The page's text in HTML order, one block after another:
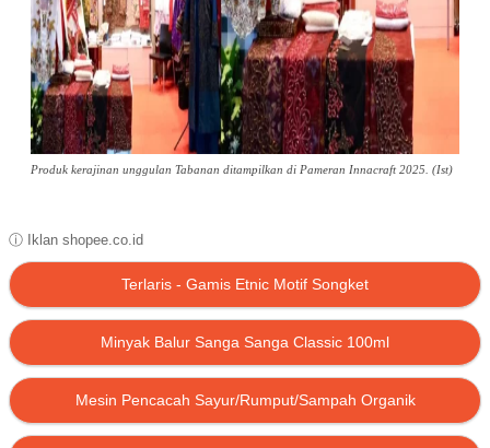
Produk kerajinan unggulan Tabanan ditampilkan di Pameran Innacraft 2025. (Ist)
ⓘ Iklan shopee.co.id
Terlaris - Gamis Etnic Motif Songket
Minyak Balur Sanga Sanga Classic 100ml
Mesin Pencacah Sayur/Rumput/Sampah Organik